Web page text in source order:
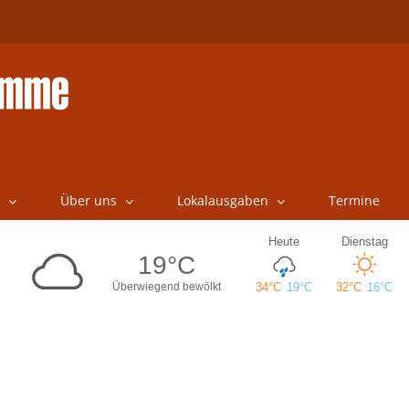
Über uns Lokalausgaben Termine